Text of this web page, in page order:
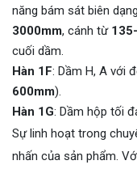
năng bám sát biên
3000mm, cánh từ
cuối dầm.
Hàn 1F: Dầm H, A với
600mm).
Hàn 1G: Dầm hộp tối
Sự linh hoạt trong
nhấn của sản phẩm.